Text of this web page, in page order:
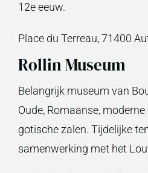
12e eeuw.
Place du Terreau, 71400
Rollin Museum
Belangrijk museum van
Oude, Romaanse,
gotische zalen. Tijdelijke
samenwerking met het